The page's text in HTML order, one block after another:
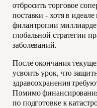
отбросить торговое
поставки - хотя в
филантропии
глобальной стратегии
заболеваний.
После окончания
усвоить урок, что
здравоохранения
Помимо
по подготовке к